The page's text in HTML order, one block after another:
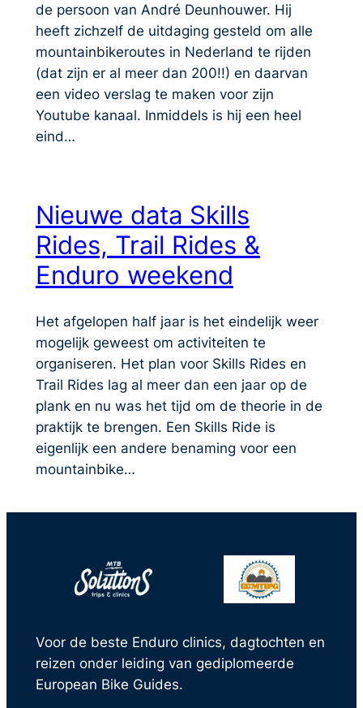
de persoon van André Deunhouwer. Hij
heeft zichzelf de uitdaging gesteld om alle
mountainbikeroutes in Nederland te rijden
(dat zijn er al meer dan 200!!) en daarvan
een video verslag te maken voor zijn
Youtube kanaal. Inmiddels is hij een heel
eind…
Nieuwe data Skills
Rides, Trail Rides &
Enduro weekend
Het afgelopen half jaar is het eindelijk weer
mogelijk geweest om activiteiten te
organiseren. Het plan voor Skills Rides en
Trail Rides lag al meer dan een jaar op de
plank en nu was het tijd om de theorie in de
praktijk te brengen. Een Skills Ride is
eigenlijk een andere benaming voor een
mountainbike…
Voor de beste Enduro clinics, dagtochten en
reizen onder leiding van gediplomeerde
European Bike Guides.